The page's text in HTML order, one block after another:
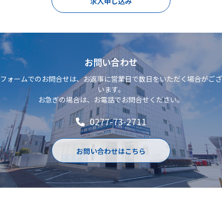
お問い合わせ
フォームでのお問合せは、お返事に営業日で数日をいただく場合がござ
います。
お急ぎの場合は、お電話でお問合せください。
0277-73-2711
お問い合わせはこちら